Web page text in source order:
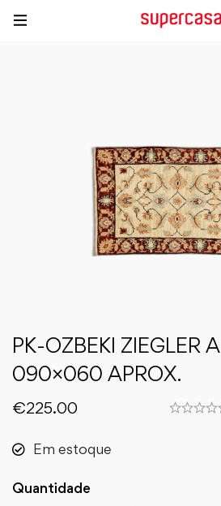
PK-OZBEKI ZIEGLER A
090×060 APROX.
€225.00
Em estoque
Quantidade